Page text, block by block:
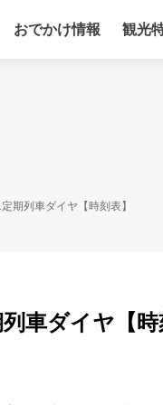
おでかけ情報 観光
期列車ダイヤ【時刻表】
車ダイヤ【時